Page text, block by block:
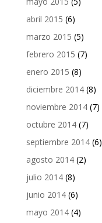
abril 2015 (6)
marzo 2015 (5)
febrero 2015 (7)
enero 2015 (8)
diciembre 2014(8)
noviembre 2014(7)
octubre 2014(7)
septiembre 2014(6)
agosto 2014(2)
julio 2014(8)
junio 2014(6)
mayo 2014(4)